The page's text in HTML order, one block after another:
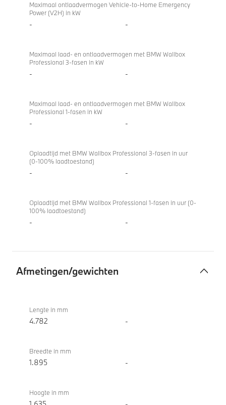
Maximaal ontlaadvermogen Vehicle-to-Home Emergency
Power (V2H) in kW
- -
Maximaal laad- en ontlaadvermogen met BMW Wallbox
Professional 3-fasen in kW
- -
Maximaal laad- en ontlaadvermogen met BMW Wallbox
Professional 1-fasen in kW
- -
Oplaadtijd met BMW Wallbox Professional 3-fasen in uur
(0-100% laadtoestand)
- -
Oplaadtijd met BMW Wallbox Professional 1-fasen in uur (0-
100% laadtoestand)
- -
Afmetingen/gewichten
iX3 50
xDrive
Lengte in mm
4.782 -
Breedte in mm
1.895 -
Hoogte in mm